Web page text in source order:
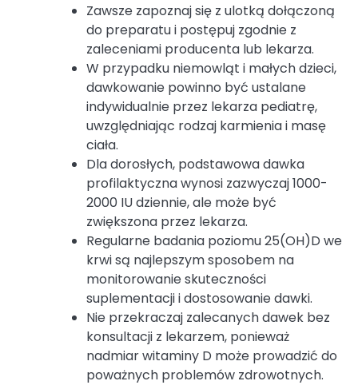
Zawsze zapoznaj się z ulotką dołączoną
do preparatu i postępuj zgodnie z
zaleceniami producenta lub lekarza.
W przypadku niemowląt i małych dzieci,
dawkowanie powinno być ustalane
indywidualnie przez lekarza pediatrę,
uwzględniając rodzaj karmienia i masę
ciała.
Dla dorosłych, podstawowa dawka
profilaktyczna wynosi zazwyczaj 1000-
2000 IU dziennie, ale może być
zwiększona przez lekarza.
Regularne badania poziomu 25(OH)D we
krwi są najlepszym sposobem na
monitorowanie skuteczności
suplementacji i dostosowanie dawki.
Nie przekraczaj zalecanych dawek bez
konsultacji z lekarzem, ponieważ
nadmiar witaminy D może prowadzić do
poważnych problemów zdrowotnych.